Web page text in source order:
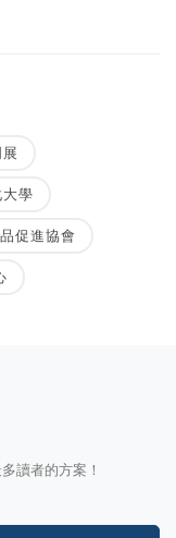
學
促進協會
讀者的方案！